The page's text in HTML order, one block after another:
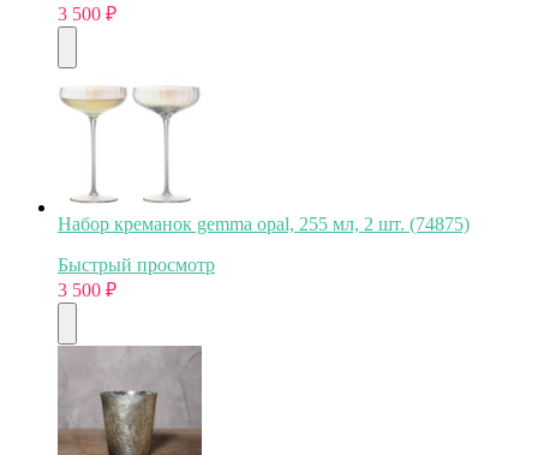
3 500 ₽
Набор креманок gemma opal, 255 мл, 2 шт. (74875)
Быстрый просмотр
3 500 ₽